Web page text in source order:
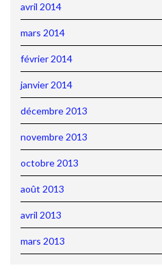
avril 2014
mars 2014
février 2014
janvier 2014
décembre 2013
novembre 2013
octobre 2013
août 2013
avril 2013
mars 2013